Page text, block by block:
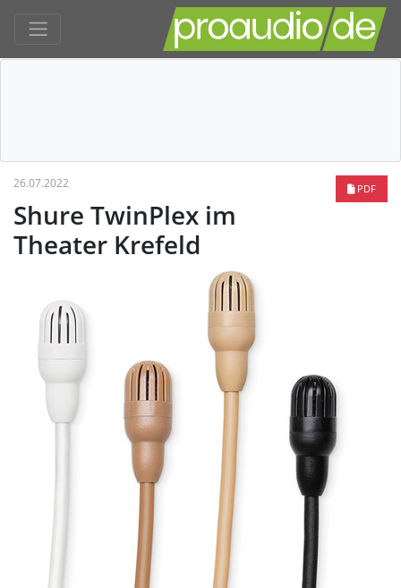
PDF
26.07.2022
Shure TwinPlex im
Theater Krefeld